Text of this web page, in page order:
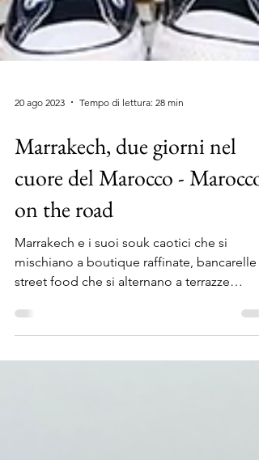
20 ago 2023 Tempo di lettura: 28 min
Marrakech, due giorni nel
cuore del Marocco - Marocco
on the road
Marrakech e i suoi souk caotici che si
mischiano a boutique raffinate, bancarelle